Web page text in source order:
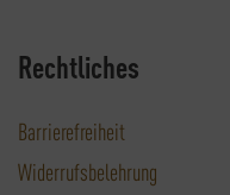
Rechtliches
Barrierefreiheit
Widerrufsbelehrung